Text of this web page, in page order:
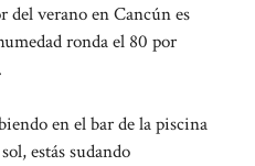
del verano en Cancún es
ronda el 80 por
en el bar de la piscina
estás sudando